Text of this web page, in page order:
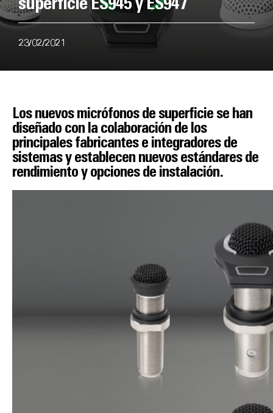
superficie ES945 y ES947
23/02/2021
Los nuevos micrófonos de superficie se han
diseñado con la colaboración de los
principales fabricantes e integradores de
sistemas y establecen nuevos estándares de
rendimiento y opciones de instalación.